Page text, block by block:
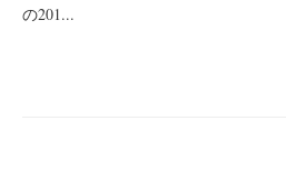
の201...